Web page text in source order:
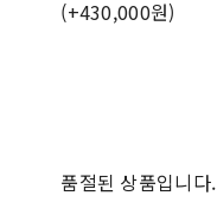
(+430,000원)
품절된 상품입니다.